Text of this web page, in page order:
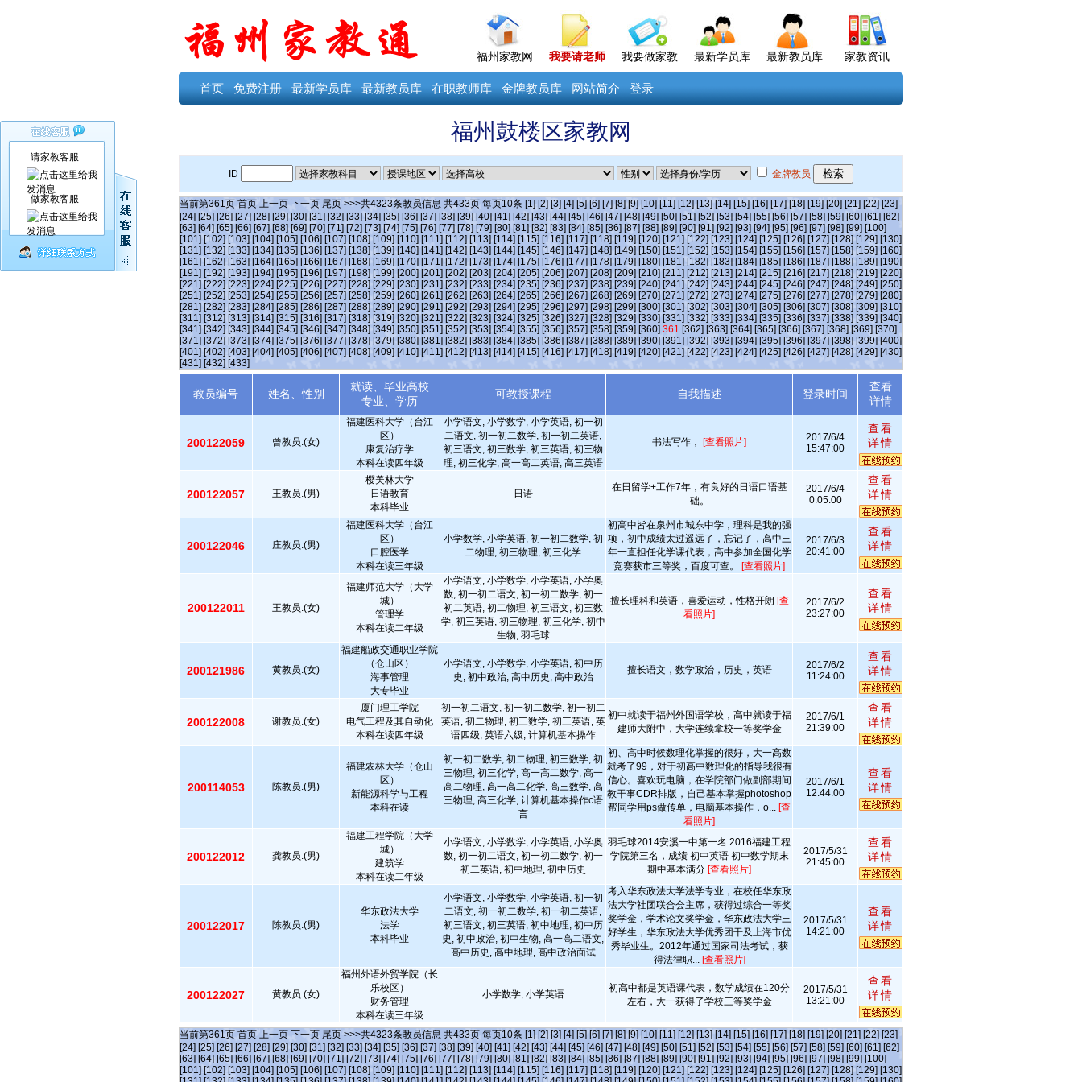
福州家教网 我要请老师 我要做家教 最新学员库 最新教员库 家教资讯
首页 免费注册 最新学员库 最新教员库 在职教师库 金牌教员库 网站简介 登录
福州鼓楼区家教网
ID 金牌教员
当前第361页 首页 上一页 下一页 尾页 >>>共4323条教员信息 共433页 每页10条 [1] [2] [3] [4] [5] [6] [7] [8] [9] [10] [11] [12] [13] [14] [15] [16] [17] [18] [19] [20] [21] [22] [23]
[24] [25] [26] [27] [28] [29] [30] [31] [32] [33] [34] [35] [36] [37] [38] [39] [40] [41] [42] [43] [44] [45] [46] [47] [48] [49] [50] [51] [52] [53] [54] [55] [56] [57] [58] [59] [60] [61] [62]
[63] [64] [65] [66] [67] [68] [69] [70] [71] [72] [73] [74] [75] [76] [77] [78] [79] [80] [81] [82] [83] [84] [85] [86] [87] [88] [89] [90] [91] [92] [93] [94] [95] [96] [97] [98] [99] [100]
[101] [102] [103] [104] [105] [106] [107] [108] [109] [110] [111] [112] [113] [114] [115] [116] [117] [118] [119] [120] [121] [122] [123] [124] [125] [126] [127] [128] [129] [130]
[131] [132] [133] [134] [135] [136] [137] [138] [139] [140] [141] [142] [143] [144] [145] [146] [147] [148] [149] [150] [151] [152] [153] [154] [155] [156] [157] [158] [159] [160]
[161] [162] [163] [164] [165] [166] [167] [168] [169] [170] [171] [172] [173] [174] [175] [176] [177] [178] [179] [180] [181] [182] [183] [184] [185] [186] [187] [188] [189] [190]
[191] [192] [193] [194] [195] [196] [197] [198] [199] [200] [201] [202] [203] [204] [205] [206] [207] [208] [209] [210] [211] [212] [213] [214] [215] [216] [217] [218] [219] [220]
[221] [222] [223] [224] [225] [226] [227] [228] [229] [230] [231] [232] [233] [234] [235] [236] [237] [238] [239] [240] [241] [242] [243] [244] [245] [246] [247] [248] [249] [250]
[251] [252] [253] [254] [255] [256] [257] [258] [259] [260] [261] [262] [263] [264] [265] [266] [267] [268] [269] [270] [271] [272] [273] [274] [275] [276] [277] [278] [279] [280]
[281] [282] [283] [284] [285] [286] [287] [288] [289] [290] [291] [292] [293] [294] [295] [296] [297] [298] [299] [300] [301] [302] [303] [304] [305] [306] [307] [308] [309] [310]
[311] [312] [313] [314] [315] [316] [317] [318] [319] [320] [321] [322] [323] [324] [325] [326] [327] [328] [329] [330] [331] [332] [333] [334] [335] [336] [337] [338] [339] [340]
[341] [342] [343] [344] [345] [346] [347] [348] [349] [350] [351] [352] [353] [354] [355] [356] [357] [358] [359] [360] 361 [362] [363] [364] [365] [366] [367] [368] [369] [370]
[371] [372] [373] [374] [375] [376] [377] [378] [379] [380] [381] [382] [383] [384] [385] [386] [387] [388] [389] [390] [391] [392] [393] [394] [395] [396] [397] [398] [399] [400]
[401] [402] [403] [404] [405] [406] [407] [408] [409] [410] [411] [412] [413] [414] [415] [416] [417] [418] [419] [420] [421] [422] [423] [424] [425] [426] [427] [428] [429] [430]
[431] [432] [433]
教员编号 姓名、性别
就读、毕业高校
专业、学历
可教授课程 自我描述 登录时间
查看
详情
200122059 曾教员.(女)
福建医科大学（台江
区）
康复治疗学
本科在读四年级
小学语文, 小学数学, 小学英语, 初一初
二语文, 初一初二数学, 初一初二英语,
初三语文, 初三数学, 初三英语, 初三物
理, 初三化学, 高一高二英语, 高三英语
书法写作， [查看照片]
2017/6/4
15:47:00
查看
详情
200122057 王教员.(男)
樱美林大学
日语教育
本科毕业
日语
在日留学+工作7年，有良好的日语口语基
础。
2017/6/4
0:05:00
查看
详情
200122046 庄教员.(男)
福建医科大学（台江
区）
口腔医学
本科在读三年级
小学数学, 小学英语, 初一初二数学, 初
二物理, 初三物理, 初三化学
初高中皆在泉州市城东中学，理科是我的强
项，初中成绩太过遥远了，忘记了，高中三
年一直担任化学课代表，高中参加全国化学
竞赛获市三等奖，百度可查。 [查看照片]
2017/6/3
20:41:00
查看
详情
200122011 王教员.(女)
福建师范大学（大学
城）
管理学
本科在读二年级
小学语文, 小学数学, 小学英语, 小学奥
数, 初一初二语文, 初一初二数学, 初一
初二英语, 初二物理, 初三语文, 初三数
学, 初三英语, 初三物理, 初三化学, 初中
生物, 羽毛球
擅长理科和英语，喜爱运动，性格开朗 [查
看照片]
2017/6/2
23:27:00
查看
详情
200121986 黄教员.(女)
福建船政交通职业学院
（仓山区）
海事管理
大专毕业
小学语文, 小学数学, 小学英语, 初中历
史, 初中政治, 高中历史, 高中政治
擅长语文，数学政治，历史，英语
2017/6/2
11:24:00
查看
详情
200122008 谢教员.(女)
厦门理工学院
电气工程及其自动化
本科在读四年级
初一初二语文, 初一初二数学, 初一初二
英语, 初二物理, 初三数学, 初三英语, 英
语四级, 英语六级, 计算机基本操作
初中就读于福州外国语学校，高中就读于福
建师大附中，大学连续拿校一等奖学金
2017/6/1
21:39:00
查看
详情
200114053 陈教员.(男)
福建农林大学（仓山
区）
新能源科学与工程
本科在读
初一初二数学, 初二物理, 初三数学, 初
三物理, 初三化学, 高一高二数学, 高一
高二物理, 高一高二化学, 高三数学, 高
三物理, 高三化学, 计算机基本操作c语
言
初、高中时候数理化掌握的很好，大一高数
就考了99，对于初高中数理化的指导我很有
信心。喜欢玩电脑，在学院部门做副部期间
教干事CDR排版，自己基本掌握photoshop
帮同学用ps做传单，电脑基本操作，o... [查
看照片]
2017/6/1
12:44:00
查看
详情
200122012 龚教员.(男)
福建工程学院（大学
城）
建筑学
本科在读二年级
小学语文, 小学数学, 小学英语, 小学奥
数, 初一初二语文, 初一初二数学, 初一
初二英语, 初中地理, 初中历史
羽毛球2014安溪一中第一名 2016福建工程
学院第三名，成绩 初中英语 初中数学期末
期中基本满分 [查看照片]
2017/5/31
21:45:00
查看
详情
200122017 陈教员.(男)
华东政法大学
法学
本科毕业
小学语文, 小学数学, 小学英语, 初一初
二语文, 初一初二数学, 初一初二英语,
初三语文, 初三英语, 初中地理, 初中历
史, 初中政治, 初中生物, 高一高二语文,
高中历史, 高中地理, 高中政治面试
考入华东政法大学法学专业，在校任华东政
法大学社团联合会主席，获得过综合一等奖
奖学金，学术论文奖学金，华东政法大学三
好学生，华东政法大学优秀团干及上海市优
秀毕业生。2012年通过国家司法考试，获
得法律职... [查看照片]
2017/5/31
14:21:00
查看
详情
200122027 黄教员.(女)
福州外语外贸学院（长
乐校区）
财务管理
本科在读三年级
小学数学, 小学英语
初高中都是英语课代表，数学成绩在120分
左右，大一获得了学校三等奖学金
2017/5/31
13:21:00
查看
详情
当前第361页 首页 上一页 下一页 尾页 >>>共4323条教员信息 共433页 每页10条 [1] [2] [3] [4] [5] [6] [7] [8] [9] [10] [11] [12] [13] [14] [15] [16] [17] [18] [19] [20] [21] [22] [23]
[24] [25] [26] [27] [28] [29] [30] [31] [32] [33] [34] [35] [36] [37] [38] [39] [40] [41] [42] [43] [44] [45] [46] [47] [48] [49] [50] [51] [52] [53] [54] [55] [56] [57] [58] [59] [60] [61] [62]
[63] [64] [65] [66] [67] [68] [69] [70] [71] [72] [73] [74] [75] [76] [77] [78] [79] [80] [81] [82] [83] [84] [85] [86] [87] [88] [89] [90] [91] [92] [93] [94] [95] [96] [97] [98] [99] [100]
[101] [102] [103] [104] [105] [106] [107] [108] [109] [110] [111] [112] [113] [114] [115] [116] [117] [118] [119] [120] [121] [122] [123] [124] [125] [126] [127] [128] [129] [130]
请家教客服
做家教客服